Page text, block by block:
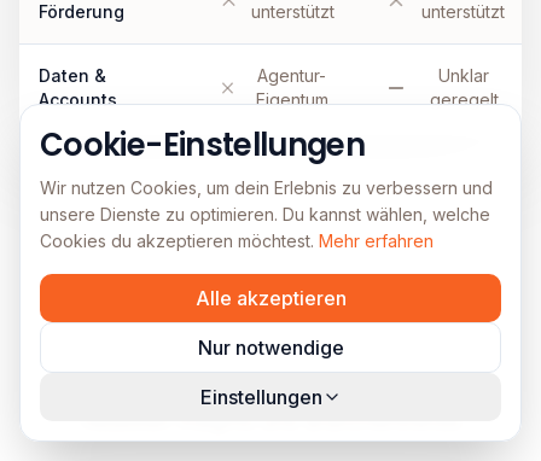
Förderung
unterstützt
unterstützt
Daten &
Accounts
Agentur-
Eigentum
Unklar
geregelt
Aktuelle Artikel
Bleib auf dem Laufenden mit unseren
Cookie-Einstellungen
Wir nutzen Cookies, um dein Erlebnis zu verbessern und
unsere Dienste zu optimieren. Du kannst wählen, welche
Cookies du akzeptieren möchtest. Mehr erfahren
Alle akzeptieren
Nur notwendige
Einstellungen